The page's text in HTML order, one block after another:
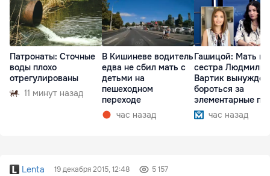
Патронаты: Сточные
воды плохо
отрегулированы
11 минут назад
В Кишиневе водитель
едва не сбил мать с
детьми на
пешеходном
переходе
час назад
Гашицой: Мать и
сестра Людмилы
Вартик
бороться за
элементарные
час назад
Lenta 19 декабря 2015, 12:48 5 157